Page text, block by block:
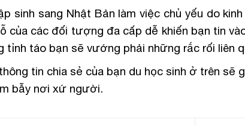
sinh sang Nhật Bản làm việc chủ yếu do
của các đối tượng đa cấp dễ khiến bạn tin
tỉnh táo bạn sẽ vướng phải những rắc rối liên
tin chia sẻ của bạn du học sinh ở trên sẽ
bẫy nơi xứ người.